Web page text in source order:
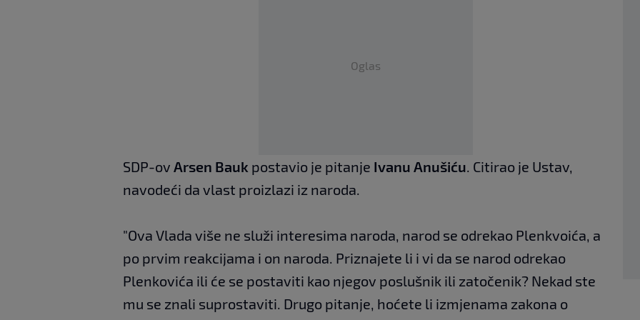
Oglas
SDP-ov Arsen Bauk postavio je pitanje Ivanu Anušiću. Citirao je Ustav,
navodeći da vlast proizlazi iz naroda.
"Ova Vlada više ne služi interesima naroda, narod se odrekao Plenkvoića, a
po prvim reakcijama i on naroda. Priznajete li i vi da se narod odrekao
Plenkovića ili će se postaviti kao njegov poslušnik ili zatočenik? Nekad ste
mu se znali suprostaviti. Drugo pitanje, hoćete li izmjenama zakona o